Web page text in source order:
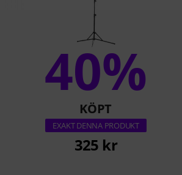
40%
KÖPT
EXAKT DENNA PRODUKT
325 kr